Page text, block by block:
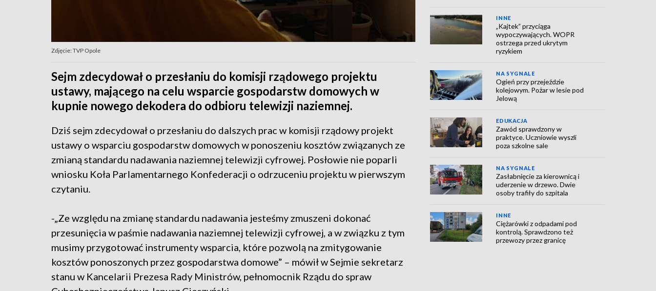
Zdjęcie: TVP Opole
Sejm zdecydował o przesłaniu do komisji rządowego projektu
ustawy, mającego na celu wsparcie gospodarstw domowych w
kupnie nowego dekodera do odbioru telewizji naziemnej.
Dziś sejm zdecydował o przesłaniu do dalszych prac w komisji rządowy projekt
ustawy o wsparciu gospodarstw domowych w ponoszeniu kosztów związanych ze
zmianą standardu nadawania naziemnej telewizji cyfrowej. Posłowie nie poparli
wniosku Koła Parlamentarnego Konfederacji o odrzuceniu projektu w pierwszym
czytaniu.
-„Ze względu na zmianę standardu nadawania jesteśmy zmuszeni dokonać
przesunięcia w paśmie nadawania naziemnej telewizji cyfrowej, a w związku z tym
musimy przygotować instrumenty wsparcia, które pozwolą na zmitygowanie
kosztów ponoszonych przez gospodarstwa domowe” – mówił w Sejmie sekretarz
stanu w Kancelarii Prezesa Rady Ministrów, pełnomocnik Rządu do spraw
INNE
„Kajtek” przyciąga
wypoczywających. WOPR
ostrzega przed ukrytym
ryzykiem
NA SYGNALE
Ogień przy przejeździe
kolejowym. Pożar w lesie pod
Jelową
EDUKACJA
Zawód sprawdzony w
praktyce. Uczniowie wyszli
poza szkolne sale
NA SYGNALE
Zasłabnięcie za kierownicą i
uderzenie w drzewo. Dwie
osoby trafiły do szpitala
INNE
Ciężarówki z odpadami pod
kontrolą. Sprawdzono też
przewozy przez granicę